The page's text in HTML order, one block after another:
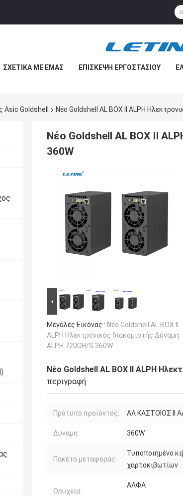
ΣΧΕΤΙΚΆ ΜΕ ΕΜΆΣ ΕΠΙΣΚΕΨΉ ΕΡΓΟΣΤΑΣΊΟΥ
Goldshell Νέο Goldshell AL BOX II ALPH
Νέο Goldshell AL BOX II
360W
Μεγάλες Εικόνας : Νέο Goldshell AL BOX II
ALPH Ηλεκτρονικός διακομιστής Δύναμη
ALPH 720GH/S 360W
Νέο Goldshell AL BOX II ALPH
περιγραφή
Πρότυπο προϊόντος: ΑΛ ΚΑΣΤΟΙΟΣ ΙΙ
Δύναμη: 360W
Πακέτο μεταφοράς:
Τυποποιημένο
χαρτοκιβωτίων
Ορυχεία:
ΑΛΦΑ